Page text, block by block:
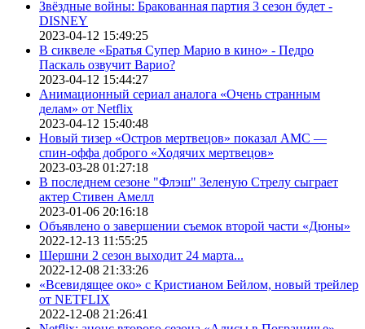
Звёздные войны: Бракованная партия 3 сезон будет -
DISNEY
2023-04-12 15:49:25
В сиквеле «Братья Супер Марио в кино» - Педро
Паскаль озвучит Варио?
2023-04-12 15:44:27
Анимационный сериал аналога «Очень странным
делам» от Netflix
2023-04-12 15:40:48
Новый тизер «Остров мертвецов» показал АМС —
спин-оффа доброго «Ходячих мертвецов»
2023-03-28 01:27:18
В последнем сезоне "Флэш" Зеленую Стрелу сыграет
актер Стивен Амелл
2023-01-06 20:16:18
Объявлено о завершении съемок второй части «Дюны»
2022-12-13 11:55:25
Шершни 2 сезон выходит 24 марта...
2022-12-08 21:33:26
«Всевидящее око» с Кристианом Бейлом, новый трейлер
от NETFLIX
2022-12-08 21:26:41